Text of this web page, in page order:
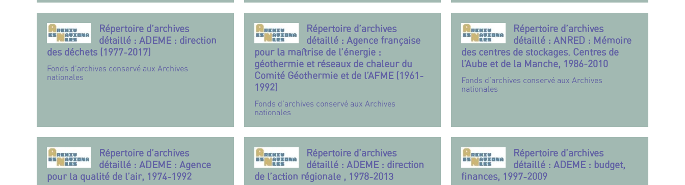
Répertoire d’archives
détaillé : ADEME : direction
des déchets (1977-2017)
Fonds d’archives conservé aux Archives
nationales
Répertoire d’archives
détaillé : Agence française
pour la maîtrise de l’énergie :
géothermie et réseaux de chaleur du
Comité Géothermie et de l’AFME (1961-
1992)
Fonds d’archives conservé aux Archives
nationales
Répertoire d’archives
détaillé : ANRED : Mémoire
des centres de stockages. Centres de
l’Aube et de la Manche, 1986-2010
Fonds d’archives conservé aux Archives
nationales
Répertoire d’archives
détaillé : ADEME : Agence
pour la qualité de l’air, 1974-1992
Répertoire d’archives
détaillé : ADEME : direction
de l’action régionale , 1978-2013
Répertoire d’archives
détaillé : ADEME : budget,
finances, 1997-2009